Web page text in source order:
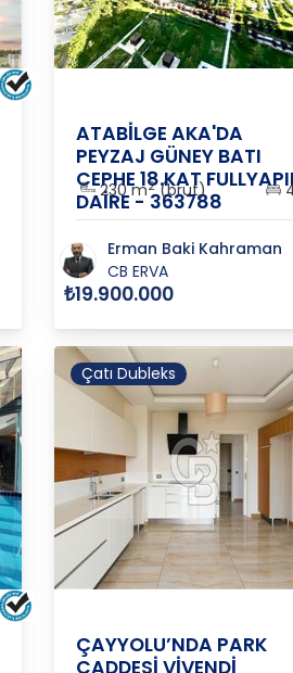
ATABİLGE AKA'DA
PEYZAJ GÜNEY BATI
CEPHE 18.KAT
DAİRE - 363788
230 m2(brüt)
Erman Baki Kahraman
CB ERVA
₺19.900.000
Çatı Dubleks
ÇAYYOLU’NDA PARK
CADDESİ VİVENDİ